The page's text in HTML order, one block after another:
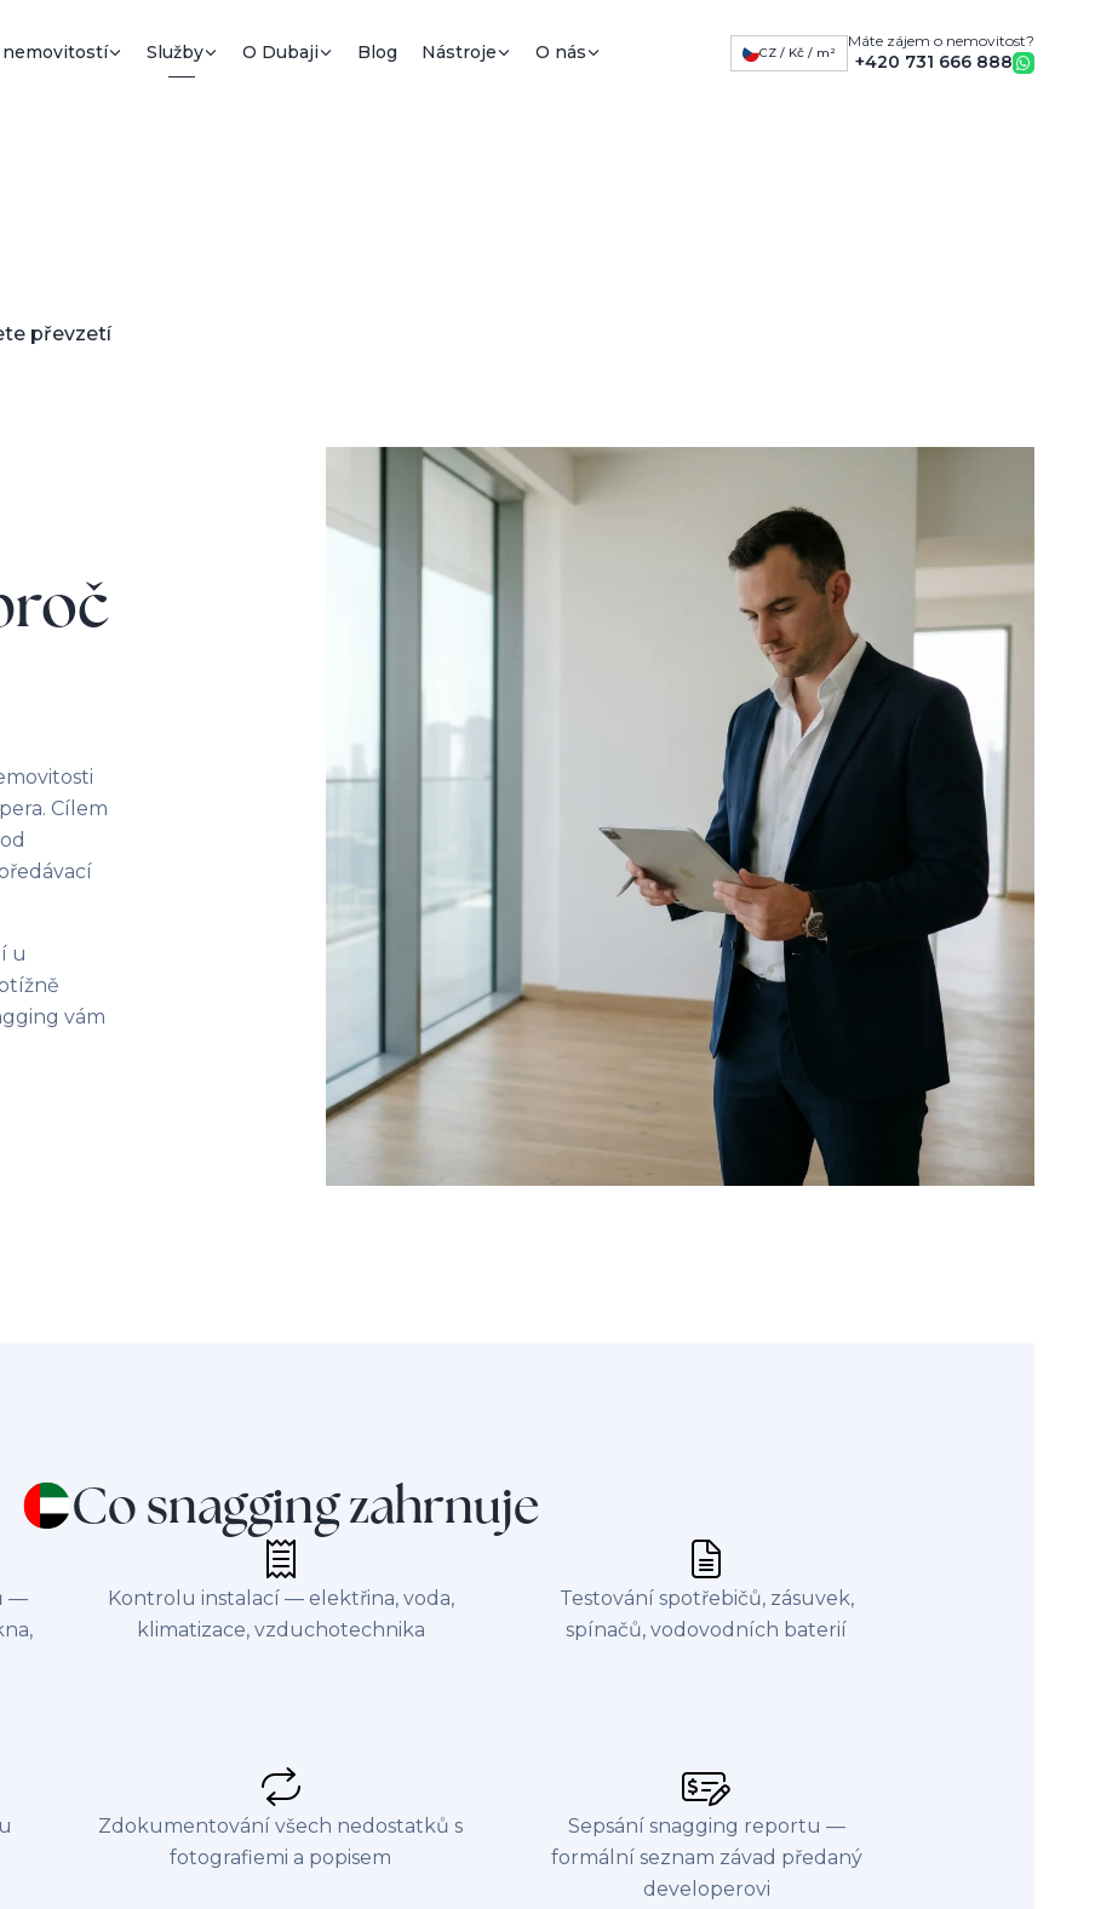
nemovitostí Služby O Dubaji Blog Nástroje O nás CZ / Kč / m²
Máte zájem o nemovitost?
+420 731 666 888
převzetí
Cílem
u
vám
Co snagging zahrnuje
—
Kontrolu instalací — elektřina, voda,
klimatizace, vzduchotechnika
Testování spotřebičů, zásuvek,
spínačů, vodovodních baterií
Zdokumentování všech nedostatků s
fotografiemi a popisem
Sepsání snagging reportu —
formální seznam závad předaný
developerovi